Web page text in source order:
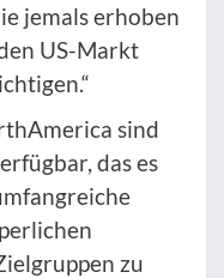
jemals erhoben
US-Markt
sind
das es
zu